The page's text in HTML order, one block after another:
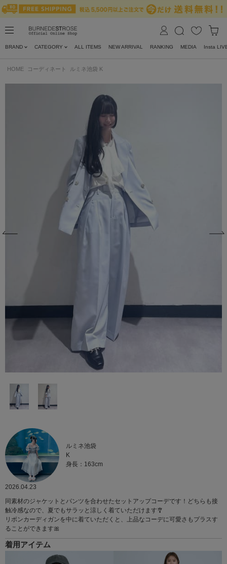
BRAND CATEGORY ALL ITEMS NEW ARRIVAL RANKING MEDIA Insta
HOME コーディネート ルミネ池袋 K
ルミネ池袋
K
身長：163cm
2026.04.23
同素材のジャケットとパンツを合わせたセットアップコーデです！どちらも接
触冷感なので、夏でもサラッと涼しく着ていただけます🎐
リボンカーディガンを中に着ていただくと、上品なコーデに可愛さもプラスす
ることができます🎀
着用アイテム